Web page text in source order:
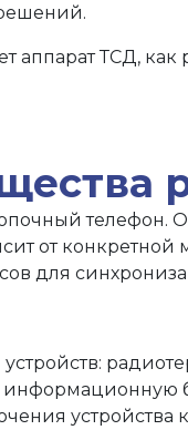
аппарат ТСД,
телефон.
от
для